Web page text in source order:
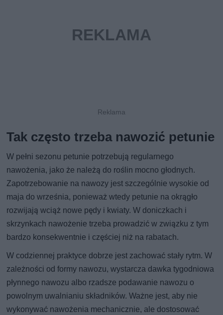
Tak często trzeba nawozić petunie
W pełni sezonu petunie potrzebują regularnego
nawożenia, jako że należą do roślin mocno głodnych.
Zapotrzebowanie na nawozy jest szczególnie wysokie od
maja do września, ponieważ wtedy petunie na okrągło
rozwijają wciąż nowe pędy i kwiaty. W doniczkach i
skrzynkach nawożenie trzeba prowadzić w związku z tym
bardzo konsekwentnie i częściej niż na rabatach.
W codziennej praktyce dobrze jest zachować stały rytm. W
zależności od formy nawozu, wystarcza dawka tygodniowa
płynnego nawozu albo rzadsze podawanie nawozu o
powolnym uwalnianiu składników. Ważne jest, aby nie
wykonywać nawożenia mechanicznie, ale dostosować